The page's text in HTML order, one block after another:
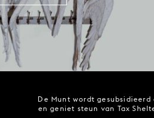
De Munt wordt
en geniet steun van Tax